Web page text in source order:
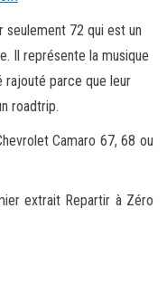
seulement 72 qui est un
Il représente la musique
rajouté parce que leur
roadtrip.
Camaro 67, 68 ou
extrait Repartir à Zéro